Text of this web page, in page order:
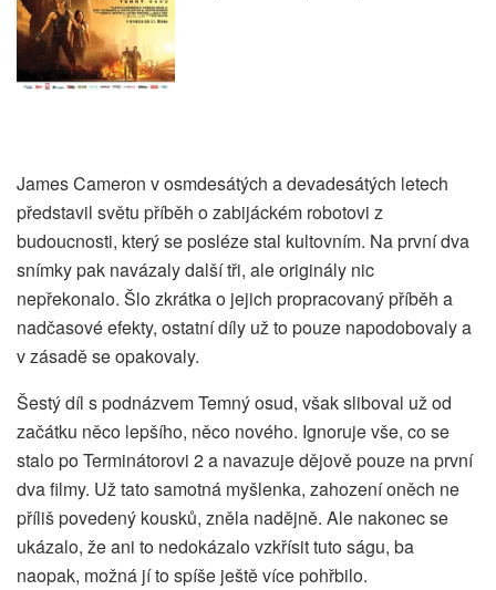
James Cameron v osmdesátých a devadesátých letech
představil světu příběh o zabijáckém robotovi z
budoucnosti, který se posléze stal kultovním. Na první dva
snímky pak navázaly další tři, ale originály nic
nepřekonalo. Šlo zkrátka o jejich propracovaný příběh a
nadčasové efekty, ostatní díly už to pouze napodobovaly a
v zásadě se opakovaly.
Šestý díl s podnázvem Temný osud, však sliboval už od
začátku něco lepšího, něco nového. Ignoruje vše, co se
stalo po Terminátorovi 2 a navazuje dějově pouze na první
dva filmy. Už tato samotná myšlenka, zahození oněch ne
příliš povedený kousků, zněla nadějně. Ale nakonec se
ukázalo, že ani to nedokázalo vzkřísit tuto ságu, ba
naopak, možná jí to spíše ještě více pohřbilo.